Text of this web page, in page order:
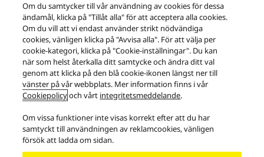
BESÖK SUPPORTSIDAN FÖR DENNA PRODUKT
Om du samtycker till vår användning av cookies för dessa
ändamål, klicka på "Tillåt alla" för att acceptera alla cookies.
Om du vill att vi endast använder strikt nödvändiga
cookies, vänligen klicka på "Avvisa alla". För att välja per
cookie-kategori, klicka på "Cookie-inställningar". Du kan
när som helst återkalla ditt samtycke och ändra ditt val
genom att klicka på den blå cookie-ikonen längst ner till
vänster på vår webbplats. Mer information finns i vår
Cookiepolicyoch vårt integritetsmeddelande.
Om vissa funktioner inte visas korrekt efter att du har
samtyckt till användningen av reklamcookies, vänligen
försök att ladda om sidan.